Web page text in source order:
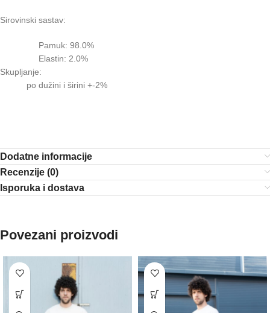
Sirovinski sastav:
Pamuk: 98.0%
Elastin: 2.0%
Skupljanje:
po dužini i širini +-2%
Dodatne informacije
Recenzije (0)
Isporuka i dostava
Povezani proizvodi